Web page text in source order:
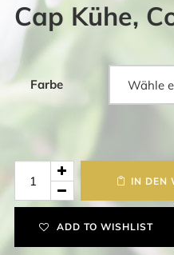
Cap Kühe,
Farbe
IN DEN
ADD TO WISHLIST